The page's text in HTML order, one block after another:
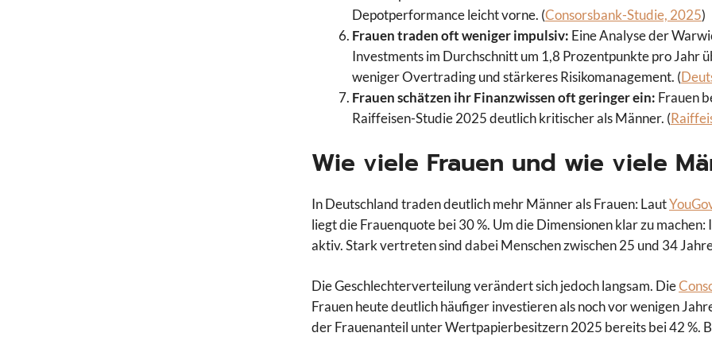
Depotperformance leicht vorne. (Consorsbank-Studie, 2025)
Frauen traden oft weniger impulsiv: Eine Analyse der
Investments im Durchschnitt um 1,8 Prozentpunkte pro Jahr
weniger Overtrading und stärkeres Risikomanagement. (
Frauen schätzen ihr Finanzwissen oft geringer ein: Frauen
Raiffeisen-Studie 2025 deutlich kritischer als Männer. (
Wie viele Frauen und wie viele
In Deutschland traden deutlich mehr Männer als Frauen: Laut
liegt die Frauenquote bei 30 %. Um die Dimensionen klar zu
aktiv. Stark vertreten sind dabei Menschen zwischen 25 und 34
Die Geschlechterverteilung verändert sich jedoch langsam. Die
Frauen heute deutlich häufiger investieren als noch vor wenigen
der Frauenanteil unter Wertpapierbesitzern 2025 bereits bei 42 %.